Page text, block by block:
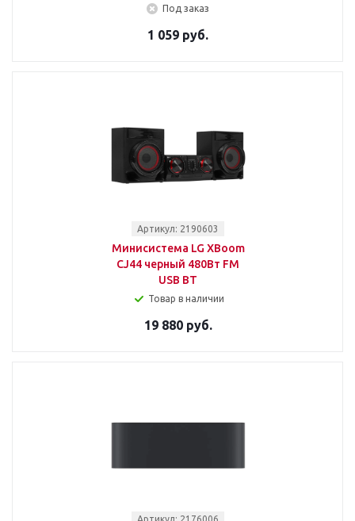
Под заказ
1 059 руб.
Артикул: 2190603
Минисистема LG XBoom
CJ44 черный 480Вт FM
USB BT
Товар в наличии
19 880 руб.